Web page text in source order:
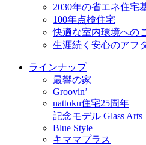
2030年の省エネ住宅
100年点検住宅
快適な室内環境への
生涯続く安心のアフ
ラインナップ
最響の家
Groovin’
nattoku住宅25周年
記念モデル Glass Arts
Blue Style
キママプラス